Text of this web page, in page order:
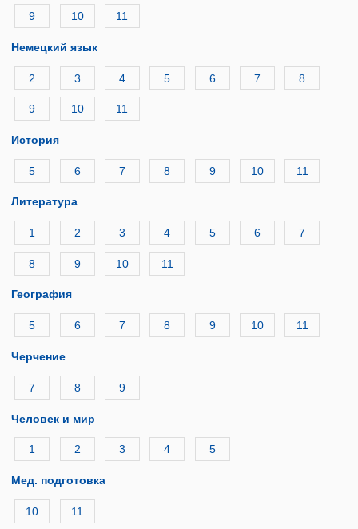
9 10 11
Немецкий язык
2 3 4 5 6 7 8
9 10 11
История
5 6 7 8 9 10 11
Литература
1 2 3 4 5 6 7
8 9 10 11
География
5 6 7 8 9 10 11
Черчение
7 8 9
Человек и мир
1 2 3 4 5
Мед. подготовка
10 11